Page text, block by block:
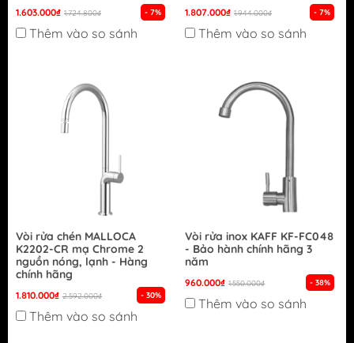
1.603.000₫ 1.724.800₫ - 7%
Thêm vào so sánh
1.807.000₫ 1.944.000₫ - 7%
Thêm vào so sánh
Vòi rửa chén MALLOCA
K2202-CR mạ Chrome 2
nguồn nóng, lạnh - Hàng
chính hãng
1.810.000₫ 2.592.000₫ - 30%
Thêm vào so sánh
Vòi rửa inox KAFF KF-FC048
- Bảo hành chính hãng 3
năm
960.000₫ 1.550.000₫ - 38%
Thêm vào so sánh